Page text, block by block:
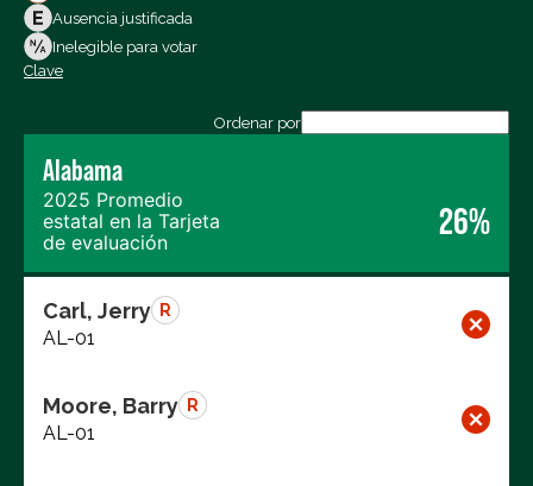
Votos en contra
Ausencias
Exportar los datos (CSV)
Ausencia justificada
Inelegible para votar
Clave
Ordenar por
Alabama
2025 Promedio
estatal en la Tarjeta
de evaluación
26%
Carl, Jerry R
AL-01
Moore, Barry R
AL-01